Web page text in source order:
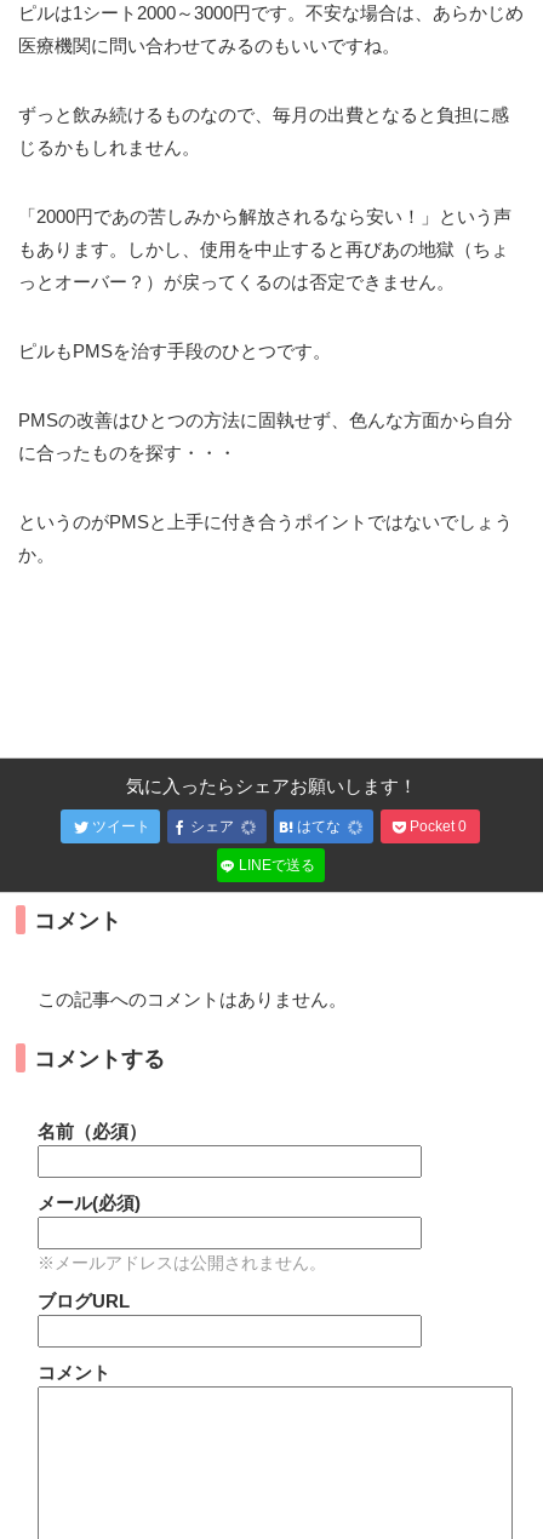
ピルは1シート2000～3000円です。不安な場合は、あらかじめ
医療機関に問い合わせてみるのもいいですね。
ずっと飲み続けるものなので、毎月の出費となると負担に感
じるかもしれません。
「2000円であの苦しみから解放されるなら安い！」という声
もあります。しかし、使用を中止すると再びあの地獄（ちょ
っとオーバー？）が戻ってくるのは否定できません。
ピルもPMSを治す手段のひとつです。
PMSの改善はひとつの方法に固執せず、色んな方面から自分
に合ったものを探す・・・
というのがPMSと上手に付き合うポイントではないでしょう
か。
気に入ったらシェアお願いします！
ツイート シェア はてな Pocket 0
LINEで送る
コメント
この記事へのコメントはありません。
コメントする
名前（必須）
メール(必須)
※メールアドレスは公開されません。
ブログURL
コメント